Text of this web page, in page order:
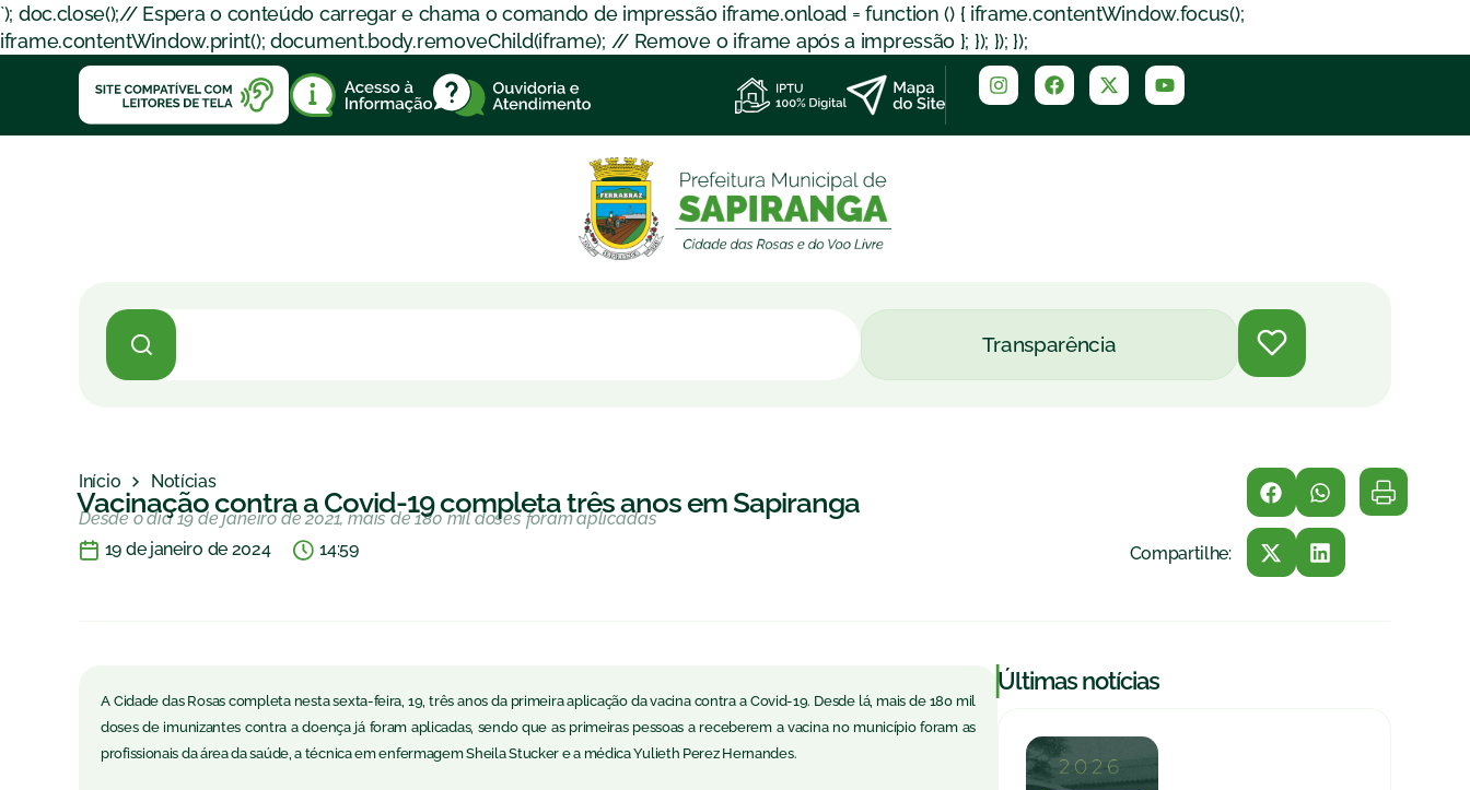
`); doc.close();// Espera o conteúdo carregar e chama o comando de impressão iframe.onload = function () { iframe.contentWindow.focus();
iframe.contentWindow.print(); document.body.removeChild(iframe); // Remove o iframe após a impressão }; }); }); });
Transparência
Início Notícias
Vacinação contra a Covid-19 completa três anos em Sapiranga
Desde o dia 19 de janeiro de 2021, mais de 180 mil doses foram aplicadas
19 de janeiro de 2024
14:59 Compartilhe:
A Cidade das Rosas completa nesta sexta-feira, 19, três anos da primeira aplicação da vacina contra a Covid-19. Desde lá, mais de 180 mil
doses de imunizantes contra a doença já foram aplicadas, sendo que as primeiras pessoas a receberem a vacina no município foram as
profissionais da área da saúde, a técnica em enfermagem Sheila Stucker e a médica Yulieth Perez Hernandes.
|Últimas notícias